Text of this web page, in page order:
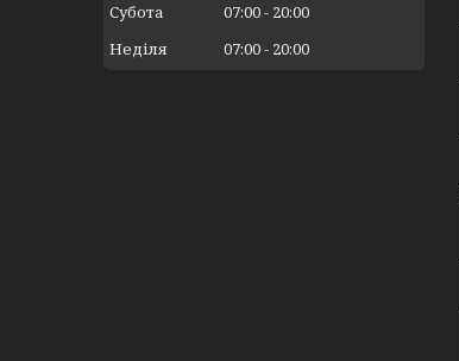
Субота
07:00
20:00
Неділя
07:00 20:00